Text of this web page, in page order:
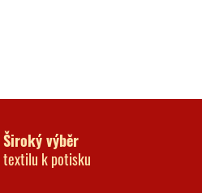
Široký výběr
textilu k potisku